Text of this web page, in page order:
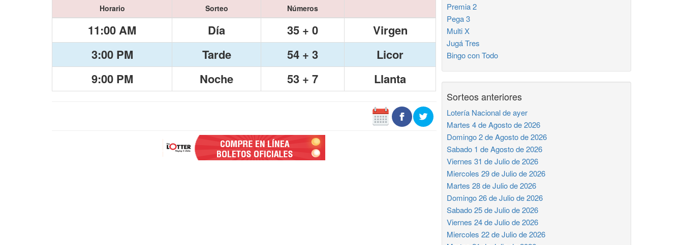
Horario Sorteo Números
11:00 AM Día 35 + 0
Virgen
3:00 PM
Tarde 54 + 3
Licor
9:00 PM
Noche 53 + 7 Llanta
Premia 2
Pega 3
Multi X
Jugá Tres
Bingo con Todo
Sorteos anteriores
Lotería Nacional de ayer
Martes 4 de Agosto de 2026
Domingo 2 de Agosto de 2026
Sabado 1 de Agosto de 2026
Viernes 31 de Julio de 2026
Miercoles 29 de Julio de 2026
Martes 28 de Julio de 2026
Domingo 26 de Julio de 2026
Sabado 25 de Julio de 2026
Viernes 24 de Julio de 2026
Miercoles 22 de Julio de 2026